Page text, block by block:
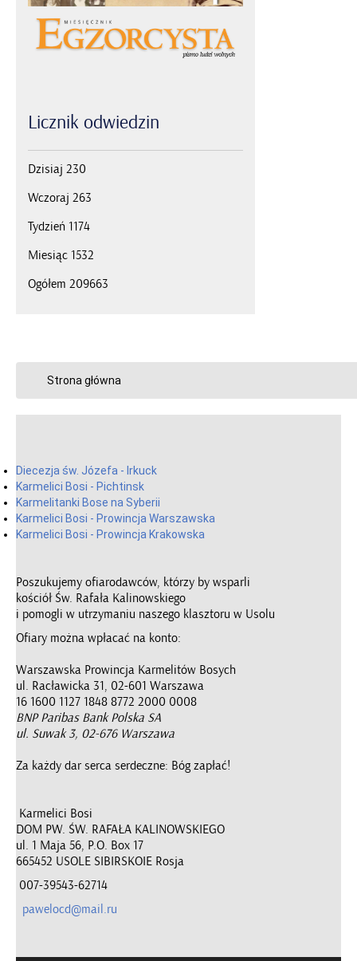
Licznik odwiedzin
Dzisiaj 230
Wczoraj 263
Tydzień 1174
Miesiąc 1532
Ogółem 209663
Strona główna
Diecezja św. Józefa - Irkuck
Karmelici Bosi - Pichtinsk
Karmelitanki Bose na Syberii
Karmelici Bosi - Prowincja Warszawska
Karmelici Bosi - Prowincja Krakowska
Poszukujemy ofiarodawców, którzy by wsparli
kościół Św. Rafała Kalinowskiego
i pomogli w utrzymaniu naszego klasztoru w Usolu
Ofiary można wpłacać na konto:
Warszawska Prowincja Karmelitów Bosych
ul. Racławicka 31, 02-601 Warszawa
16 1600 1127 1848 8772 2000 0008
BNP Paribas Bank Polska SA
ul. Suwak 3, 02-676 Warszawa
Za każdy dar serca serdeczne: Bóg zapłać!
Karmelici Bosi
DOM PW. ŚW. RAFAŁA KALINOWSKIEGO
ul. 1 Maja 56, P.O. Box 17
665452 USOLE SIBIRSKOIE Rosja
007-39543-62714
pawelocd@mail.ru